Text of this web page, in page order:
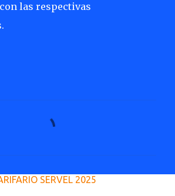
las respectivas
SERVEL 2025